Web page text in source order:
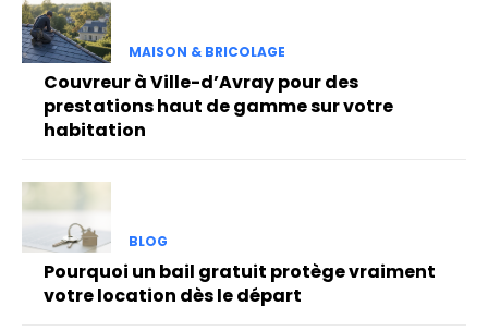
MAISON & BRICOLAGE
Couvreur à Ville-d’Avray pour des
prestations haut de gamme sur votre
habitation
BLOG
Pourquoi un bail gratuit protège vraiment
votre location dès le départ